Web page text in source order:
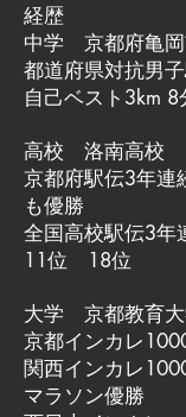
経歴
中学 京都府亀岡
都道府県対抗男
自己ベスト3km
高校 洛南高校
京都府駅伝3年
も優勝
全国高校駅伝3
11位 18位
大学 京都教育
京都インカレ
関西インカレ
マラソン優勝